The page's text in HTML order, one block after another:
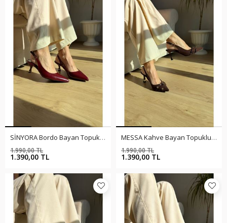
SİNYORA Bordo Bayan Topuklu Ayakkabı
1.390,00 TL
1.990,00 TL
MESSA Kahve Bayan Topuklu Ayakkabı
1.390,00 TL
1.990,00 TL